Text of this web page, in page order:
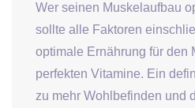
Wer seinen Muskelaufbau
sollte alle Faktoren
optimale Ernährung für den
perfekten Vitamine. Ein
zu mehr Wohlbefinden und